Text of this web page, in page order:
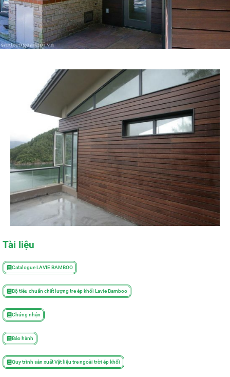
Tài liệu
Catalogue LAVIE BAMBOO
Bộ tiêu chuẩn chất lượng tre ép khối Lavie Bamboo
Chứng nhận
Bảo hành
Quy trình sản xuất Vật liệu tre ngoài trời ép khối